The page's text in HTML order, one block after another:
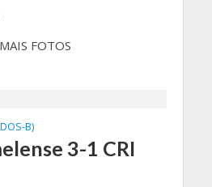
FOTOS
B)
3-1 CRI